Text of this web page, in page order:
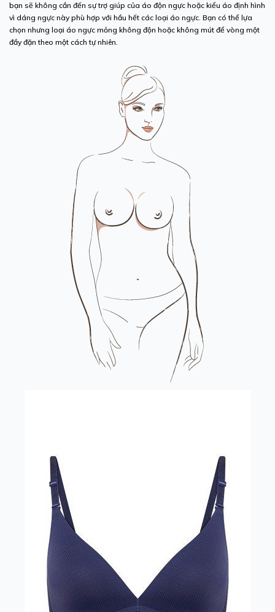
bạn sẽ không cần đến sự trợ giúp của áo độn ngực hoặc kiểu áo định hình
vì dáng ngực này phù hợp với hầu hết các loại áo ngực. Bạn có thể lựa
chọn nhưng loại áo ngực mỏng không độn hoặc không mút để vòng một
đầy đặn theo một cách tự nhiên.